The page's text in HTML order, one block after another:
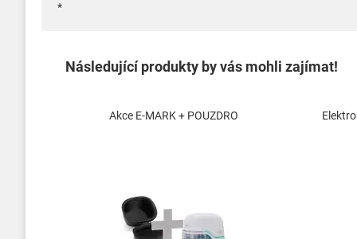
*
Následující produkty by vás mohli zajímat!
Akce E-MARK + POUZDRO